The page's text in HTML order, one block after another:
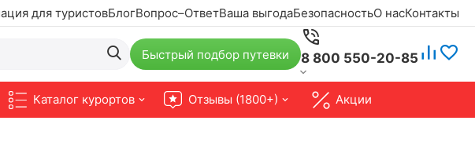
для туристовБлогВопрос–ОтветВаша выгодаБезопасностьО насКонтакты
Быстрый подбор путевки 8 800 550-20-85
Каталог курортов Отзывы (1800+) Акции